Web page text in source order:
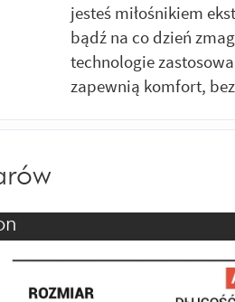
jesteś miłośnikiem
bądź na co dzień
technologie
zapewnią komfort,